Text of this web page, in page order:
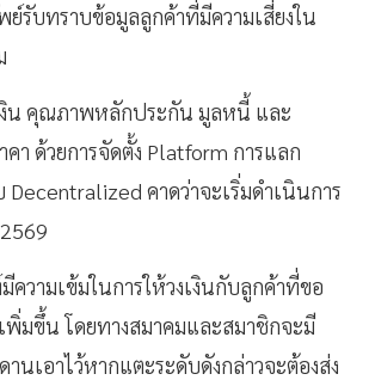
รับทราบข้อมูลลูกค้าที่มีความเสี่ยงใน
คุณภาพหลักประกัน มูลหนี้ และ
คา ด้วยการจัดตั้ง Platform การแลก
คาดว่าจะเริ่มดำเนินการ
ความเข้มในการให้วงเงินกับลูกค้าที่ขอ
พิ่มขึ้น โดยทางสมาคมและสมาชิกจะมี
นเอาไว้หากแตะระดับดังกล่าวจะต้องส่ง